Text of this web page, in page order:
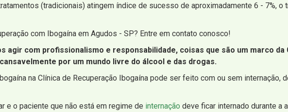
(tradicionais) atingem índice de sucesso de aproximadamente 6 - 7%, o
com Ibogaína em Agudos - SP? Entre em contato conosco!
agir com profissionalismo e responsabilidade, coisas que são um marco da
por um mundo livre do álcool e das drogas.
na Clínica de Recuperação Ibogaína pode ser feito com ou sem internação,
e o paciente que não está em regime de internação deve ficar internado durante a